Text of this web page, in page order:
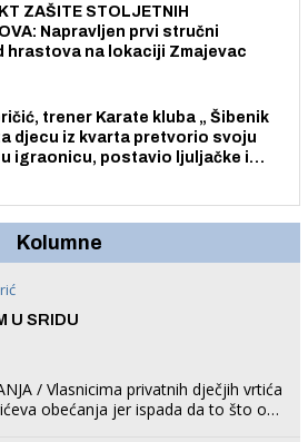
ZAŠITE STOLJETNIH
Napravljen prvi stručni
hrastova na lokaciji Zmajevac
trener Karate kluba „ Šibenik
djecu iz kvarta pretvorio svoju
u igraonicu, postavio ljuljačke i
Kolumne
U SRIDU
/ Vlasnicima privatnih dječjih vrtića
obećanja jer ispada da to što oni